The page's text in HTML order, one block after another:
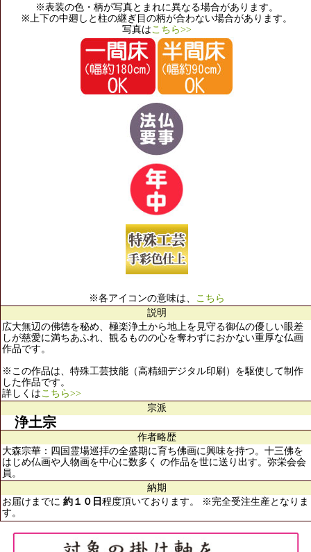
※表装の色・柄が写真とまれに異なる場合があります。
※上下の中廻しと柱の継ぎ目の柄が合わない場合があります。
写真はこちら>>
※各アイコンの意味は、 こちら
説明
広大無辺の佛徳を秘め、極楽浄土から地上を見守る御仏の優しい眼差
しが慈愛に満ちあふれ、観るものの心を奪わずにおかない重厚な仏画
作品です。
※この作品は、特殊工芸技能（高精細デジタル印刷）を駆使して制作
した作品です。
詳しくはこちら>>
宗派
浄土宗
作者略歴
大森宗華：四国霊場巡拝の全盛期に育ち佛画に興味を持つ。十三佛を
はじめ仏画や人物画を中心に数多く の作品を世に送り出す。弥栄会会
員。
納期
お届けまでに 約１０日 程度頂いております。 ※完全受注生産となりま
す。